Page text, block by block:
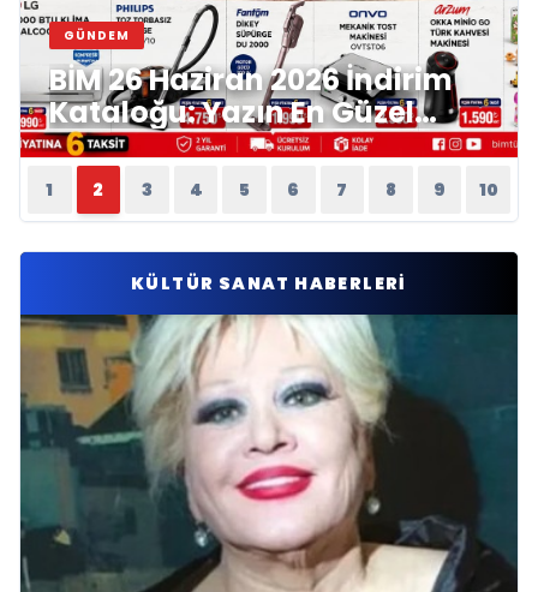
GÜNDEM
BİM 26 Haziran 2026 İndirim
Kataloğu: Yazın En Güzel
Fırsatlarını Kaçırmayın!
1 2 3 4 5 6 7 8 9 10
KÜLTÜR SANAT HABERLERI